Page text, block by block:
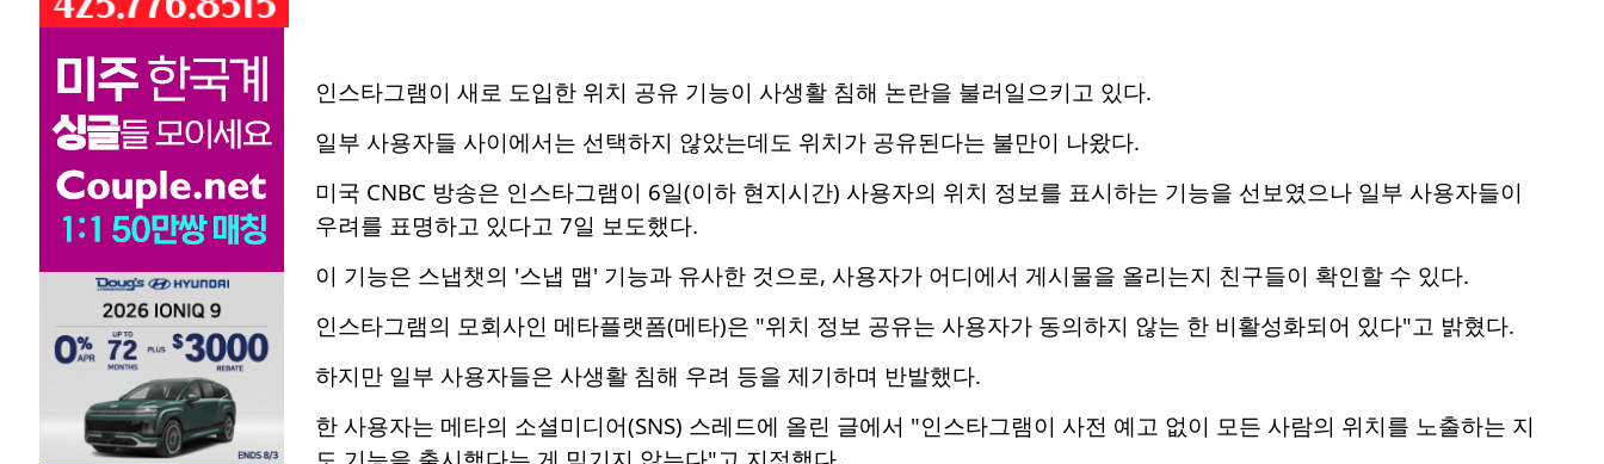
인스타그램이 새로 도입한 위치 공유 기능이 사생활 침해 논란을 불러일으키고 있다.
일부 사용자들 사이에서는 선택하지 않았는데도 위치가 공유된다는 불만이 나왔다.
미국 CNBC 방송은 인스타그램이 6일(이하 현지시간) 사용자의 위치 정보를 표시하는 기능을 선보였으나 일부 사용자들이
우려를 표명하고 있다고 7일 보도했다.
이 기능은 스냅챗의 '스냅 맵' 기능과 유사한 것으로, 사용자가 어디에서 게시물을 올리는지 친구들이 확인할 수 있다.
인스타그램의 모회사인 메타플랫폼(메타)은 "위치 정보 공유는 사용자가 동의하지 않는 한 비활성화되어 있다"고 밝혔다.
하지만 일부 사용자들은 사생활 침해 우려 등을 제기하며 반발했다.
한 사용자는 메타의 소셜미디어(SNS) 스레드에 올린 글에서 "인스타그램이 사전 예고 없이 모든 사람의 위치를 노출하는 지